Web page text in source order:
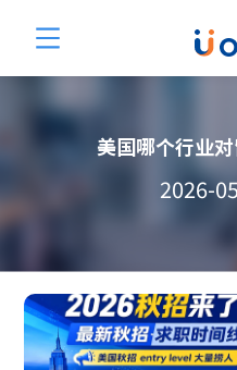
美国哪个行业
2026-